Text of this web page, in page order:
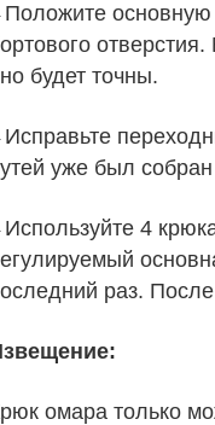
Положите основную
будет точны.
Исправьте
уже был
Используйте 4
раз.
омара только